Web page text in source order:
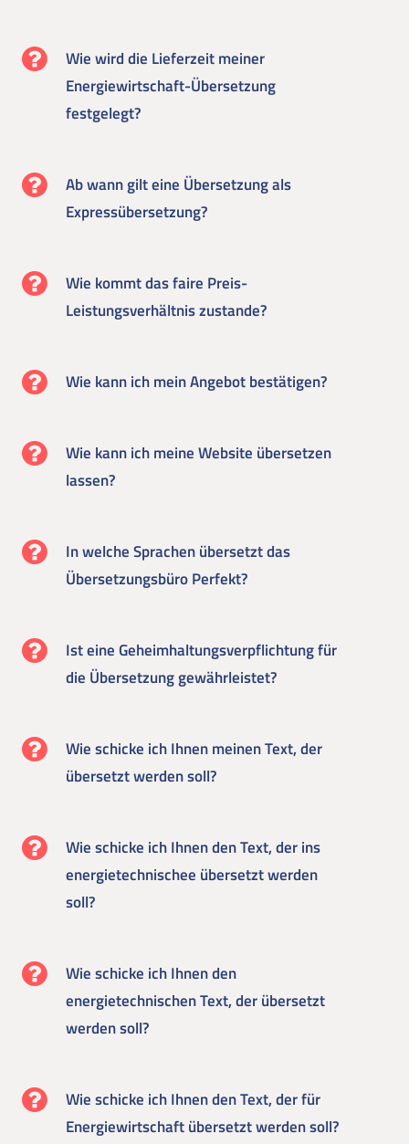
Wie wird die Lieferzeit meiner
Energiewirtschaft-Übersetzung
festgelegt?
Ab wann gilt eine Übersetzung als
Expressübersetzung?
Wie kommt das faire Preis-
Leistungsverhältnis zustande?
Wie kann ich mein Angebot bestätigen?
Wie kann ich meine Website übersetzen
lassen?
In welche Sprachen übersetzt das
Übersetzungsbüro Perfekt?
Ist eine Geheimhaltungsverpflichtung für
die Übersetzung gewährleistet?
Wie schicke ich Ihnen meinen Text, der
übersetzt werden soll?
Wie schicke ich Ihnen den Text, der ins
energietechnischee übersetzt werden
soll?
Wie schicke ich Ihnen den
energietechnischen Text, der übersetzt
werden soll?
Wie schicke ich Ihnen den Text, der für
Energiewirtschaft übersetzt werden soll?